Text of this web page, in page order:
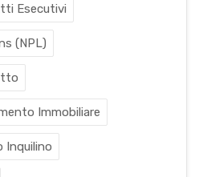
Esecutivi
(NPL)
Immobiliare
Inquilino